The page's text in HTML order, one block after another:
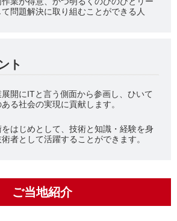
問題解決に取り組むことができる人
ト
開にITと言う側面から参画し、ひいて
る社会の実現に貢献します。
はじめとして、技術と知識・経験を身
者として活躍することができます。
ご当地紹介